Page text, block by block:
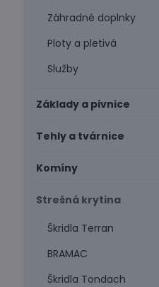
Záhradné doplnky
Ploty a pletivá
Služby
Základy a pivnice
Tehly a tvárnice
Komíny
Strešná krytina
Škridla Terran
BRAMAC
Škridla Tondach